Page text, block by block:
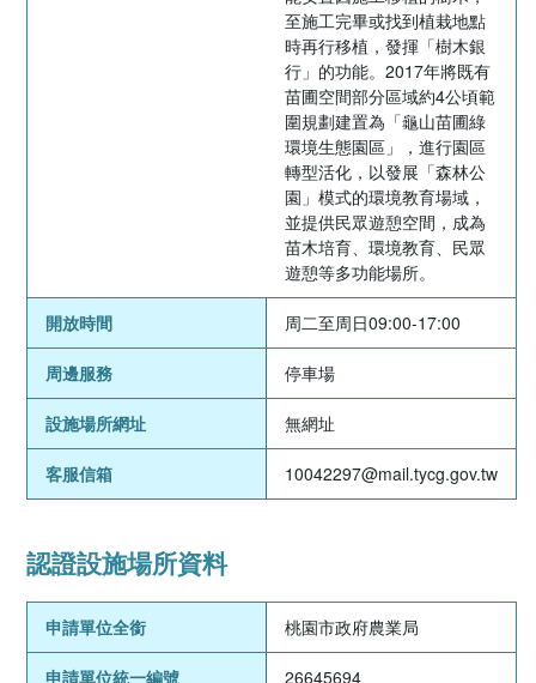
至施工完畢或找到植栽地點
時再行移植，發揮「樹木銀
行」的功能。2017年將既有
苗圃空間部分區域約4公頃範
圍規劃建置為「龜山苗圃綠
環境生態園區」，進行園區
轉型活化，以發展「森林公
園」模式的環境教育場域，
並提供民眾遊憩空間，成為
苗木培育、環境教育、民眾
遊憩等多功能場所。
開放時間 周二至周日09:00-17:00
周邊服務 停車場
設施場所網址 無網址
客服信箱 10042297@mail.tycg.gov.tw
認證設施場所資料
申請單位全銜 桃園市政府農業局
申請單位統一編號 26645694